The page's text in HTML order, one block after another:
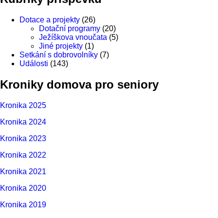
Dotace a projekty (26)
Dotační programy (20)
Ježíškova vnoučata (5)
Jiné projekty (1)
Setkání s dobrovolníky (7)
Události (143)
Kroniky domova pro seniory
Kronika 2025
Kronika 2024
Kronika 2023
Kronika 2022
Kronika 2021
Kronika 2020
Kronika 2019